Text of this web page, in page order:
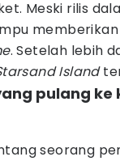
Meski rilis
. Setelah lebih
Island
pulang ke
seorang